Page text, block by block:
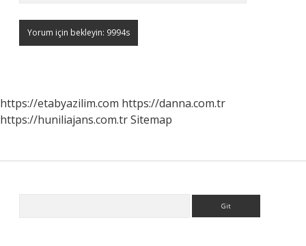
https://etabyazilim.com https://danna.com.tr
https://huniliajans.com.trSitemap